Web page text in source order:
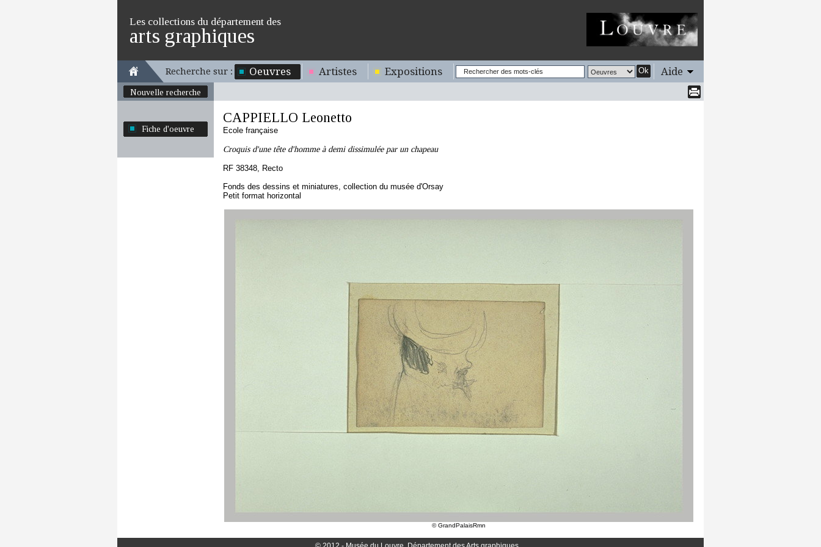
Les collections du département des
arts graphiques
Recherche sur : Oeuvres Artistes Expositions Ok Aide
Nouvelle recherche
Fiche d'oeuvre
CAPPIELLO Leonetto
Ecole française
Croquis d'une tête d'homme à demi dissimulée par un chapeau
RF 38348, Recto
Fonds des dessins et miniatures, collection du musée d'Orsay
Petit format horizontal
© GrandPalaisRmn